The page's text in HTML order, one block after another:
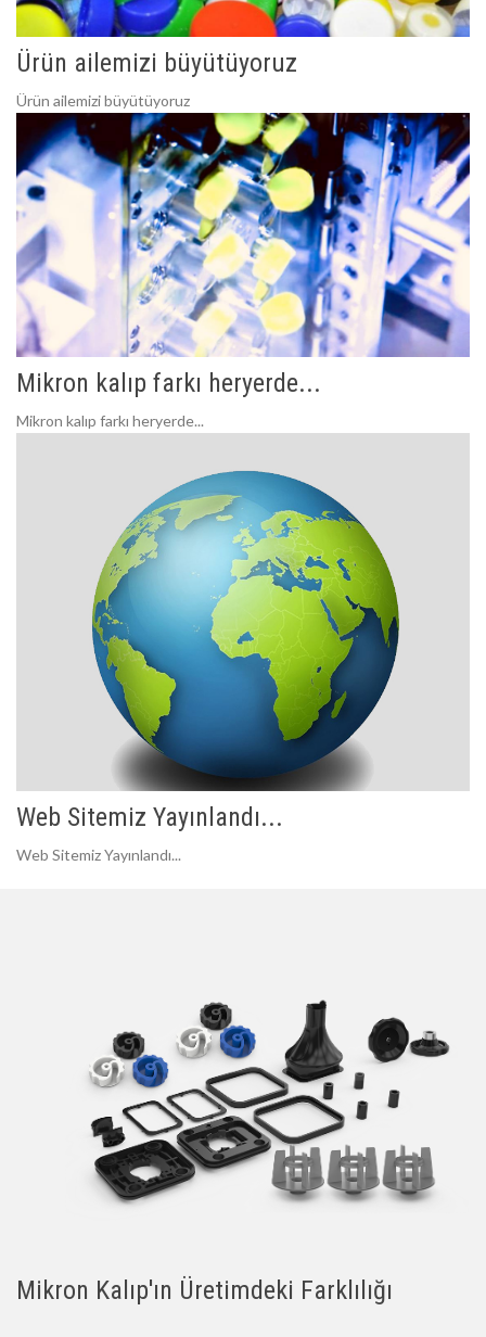
Ürün ailemizi büyütüyoruz
Ürün ailemizi büyütüyoruz
Mikron kalıp farkı heryerde...
Mikron kalıp farkı heryerde...
Web Sitemiz Yayınlandı...
Web Sitemiz Yayınlandı...
Mikron Kalıp'ın Üretimdeki Farklılığı